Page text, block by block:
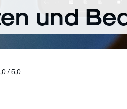
und
/ 5,0